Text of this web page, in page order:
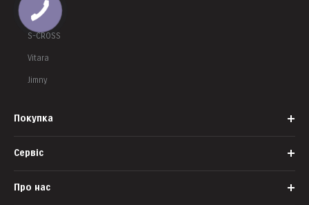
Swift
S-CROSS
Vitara
Jimny
Покупка
Банки-партнери
Сервіс
Про нас